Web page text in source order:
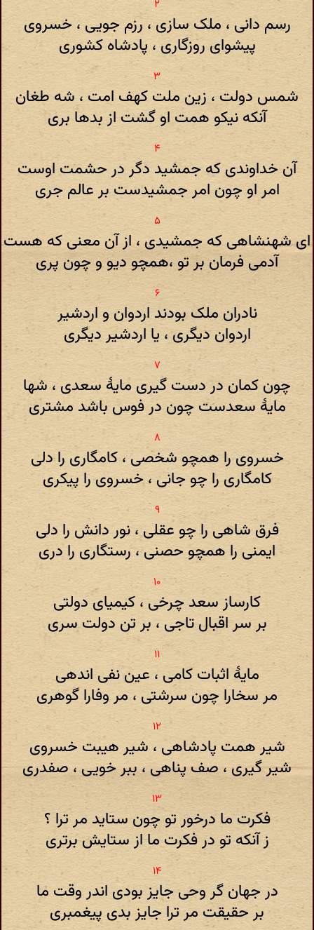
رسم دانی ، ملک سازی ، رزم جویی ، خسروی
پیشوای روزگاری ، پادشاه کشوری
شمس دولت ، زین ملت کهف امت ، شه طغان
آنکه نیکو همت او گشت از بدها بری
آن خداوندی که جمشید دگر در حشمت اوست
امر او چون امر جمشیدست بر عالم جری
ای شهنشاهی که جمشیدی ، از آن معنی که هست
آدمی فرمان بر تو ،همچو دیو و چون پری
نادران ملک بودند اردوان و اردشیر
اردوان دیگری ، یا اردشیر دیگری
چون کمان در دست گیری مایۀ سعدی ، شها
مایۀ سعدست چون در فوس باشد مشتری
خسروی را همچو شخصی ، کامگاری را دلی
کامگاری را چو جانی ، خسروی را پیکری
فرق شاهی را چو عقلی ، نور دانش را دلی
ایمنی را همچو حصنی ، رستگاری را دری
کارساز سعد چرخی ، کیمیای دولتی
بر سر اقبال تاجی ، بر تن دولت سری
مایۀ اثبات کامی ، عین نفی اندهی
مر سخارا چون سرشتی ، مر وفارا گوهری
شیر همت پادشاهی ، شیر هیبت خسروی
شیر گیری ، صف پناهی ، ببر خویی ، صفدری
فکرت ما درخور تو چون ستاید مر ترا ؟
ز آنکه تو در فکرت ما از ستایش برتری
در جهان گر وحی جایز بودی اندر وقت ما
بر حقیقت مر ترا جایز بدی پیغمبری